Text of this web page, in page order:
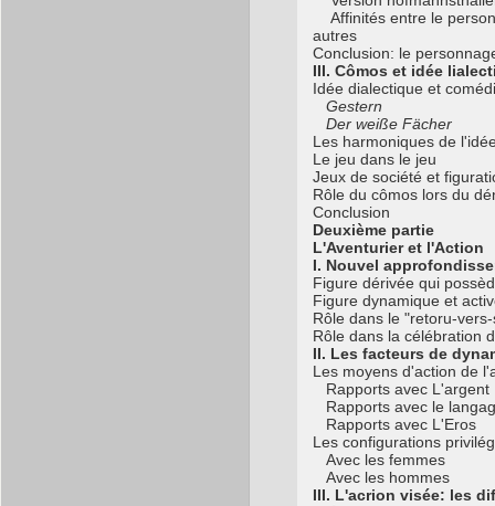
Affinités entre le
autres
Conclusion: le
III. Cômos et idée
Idée dialectique et
Gestern
Der weiße Fächer
Les harmoniques de
Le jeu dans le jeu
Jeux de société et
Rôle du cômos lors du
Conclusion
Deuxième partie
L'Aventurier et l'Action
I. Nouvel
Figure dérivée qui
Figure dynamique et
Rôle dans le "retoru-
Rôle dans la célébration
II. Les facteurs de
Les moyens d'action de
Rapports avec L'argent
Rapports avec le
Rapports avec L'Eros
Les configurations
Avec les femmes
Avec les hommes
III. L'acrion visée: les